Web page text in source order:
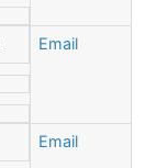
Email
Email